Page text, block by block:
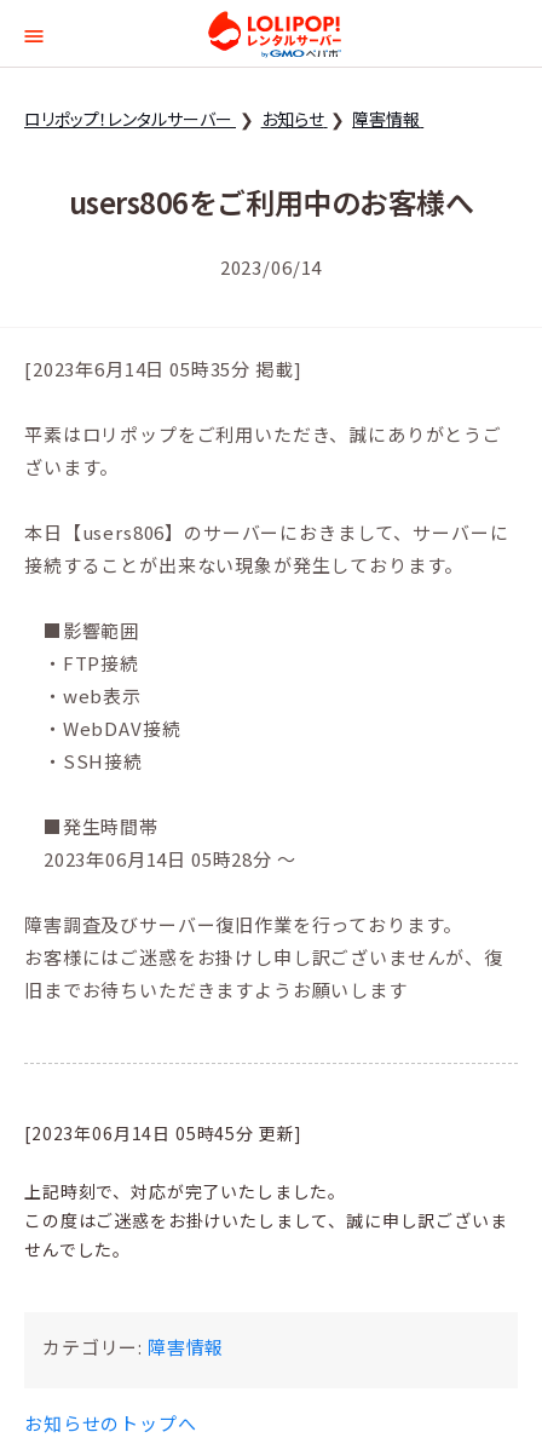
ロリポップ！レンタル
ロリポップ！レンタルサーバー お知らせ 障害情報
users806をご利用中のお客様へ
2023/06/14
[2023年6月14日 05時35分 掲載]
平素はロリポップをご利用いただき、誠にありがとうご
ざいます。
本日【users806】のサーバーにおきまして、サーバーに
接続することが出来ない現象が発生しております。
■影響範囲
・FTP接続
・web表示
・WebDAV接続
・SSH接続
■発生時間帯
2023年06月14日 05時28分 ～
障害調査及びサーバー復旧作業を行っております。
お客様にはご迷惑をお掛けし申し訳ございませんが、復
旧までお待ちいただきますようお願いします
[2023年06月14日 05時45分 更新]
上記時刻で、対応が完了いたしました。
この度はご迷惑をお掛けいたしまして、誠に申し訳ございま
せんでした。
カテゴリー: 障害情報
お知らせのトップへ